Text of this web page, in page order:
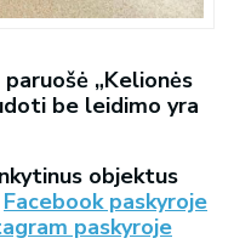
„Kelionės
be leidimo yra
objektus
Facebook paskyroje
paskyroje